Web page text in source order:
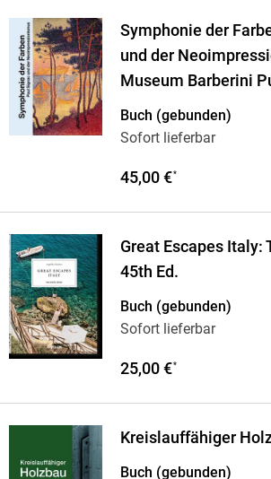
Symphonie der
und der
Museum Barberini
Buch (gebunden)
Sofort lieferbar
45,00 €*
Great Escapes Italy:
45th Ed.
Buch (gebunden)
Sofort lieferbar
25,00 €*
Kreislauffähiger
Buch (gebunden)